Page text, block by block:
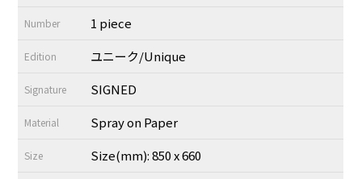
Number 1 piece
Edition ユニーク/Unique
Signature SIGNED
Material Spray on Paper
Size Size(mm): 850 x 660